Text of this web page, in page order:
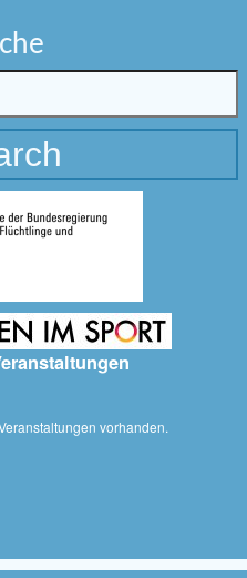
vorhanden.